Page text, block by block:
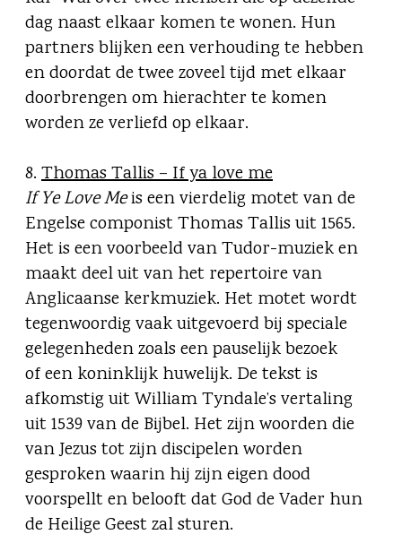
dag naast elkaar komen te wonen. Hun
partners blijken een verhouding te hebben
en doordat de twee zoveel tijd met elkaar
doorbrengen om hierachter te komen
worden ze verliefd op elkaar.
8. Thomas Tallis – If ya love me
If Ye Love Meis een vierdelig motet van de
Engelse componist Thomas Tallis uit 1565.
Het is een voorbeeld van Tudor-muziek en
maakt deel uit van het repertoire van
Anglicaanse kerkmuziek. Het motet wordt
tegenwoordig vaak uitgevoerd bij speciale
gelegenheden zoals een pauselijk bezoek
of een koninklijk huwelijk. De tekst is
afkomstig uit William Tyndale’s vertaling
uit 1539 van de Bijbel. Het zijn woorden die
van Jezus tot zijn discipelen worden
gesproken waarin hij zijn eigen dood
voorspellt en belooft dat God de Vader hun
de Heilige Geest zal sturen.